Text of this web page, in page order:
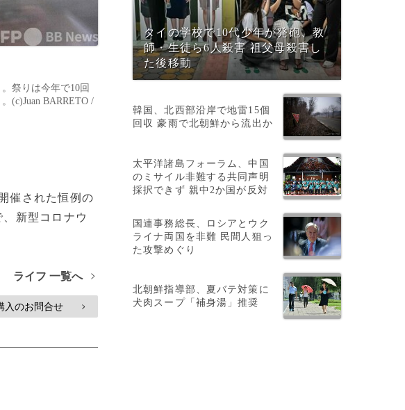
祭りは今年で10回
(c)Juan BARRETO /
催された恒例の
新型コロナウ
ライフ 一覧へ >
入のお問合せ >
タイの学校で10代少年が発砲、教
師・生徒ら6人殺害 祖父母殺害し
た後移動
韓国、北西部沿岸で地雷15個
回収 豪雨で北朝鮮から流出か
太平洋諸島フォーラム、中国
のミサイル非難する共同声明
採択できず 親中2か国が反対
国連事務総長、ロシアとウク
ライナ両国を非難 民間人狙っ
た攻撃めぐり
北朝鮮指導部、夏バテ対策に
犬肉スープ「補身湯」推奨